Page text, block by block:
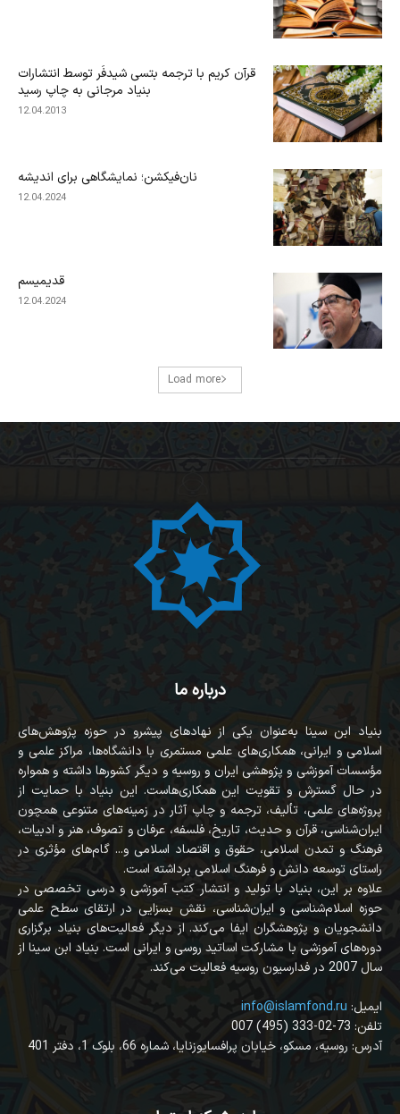
قرآن کریم با ترجمه بتسی شیدفَر توسط انتشارات
بنیاد مرجانی به چاپ رسید
12.04.2013
نان‌فیکشن؛ نمایشگاهی برای اندیشه
12.04.2024
قدیمیسم
12.04.2024
Load more
درباره ما
بنیاد ابن سینا به‌عنوان یکی از نهادهای پیشرو در حوزه پژوهش‌های
اسلامی و ایرانی، همکاری‌های علمی مستمری با دانشگاه‌ها، مراکز علمی و
مؤسسات آموزشی و پژوهشی ایران و روسیه و دیگر کشورها داشته و همواره
در حال گسترش و تقویت این همکاری‌هاست. این بنیاد با حمایت از
پروژه‌های علمی، تألیف، ترجمه و چاپ آثار در زمینه‌های متنوعی همچون
ایران‌شناسی، قرآن‌ و حدیث، تاریخ، فلسفه، عرفان و تصوف، هنر و ادبیات،
فرهنگ و تمدن اسلامی، حقوق و اقتصاد اسلامی و... گام‌های مؤثری در
راستای توسعه دانش و فرهنگ اسلامی برداشته است.
علاوه بر این، بنیاد با تولید و انتشار کتب آموزشی و درسی تخصصی در
حوزه اسلام‌شناسی و ایران‌شناسی، نقش بسزایی در ارتقای سطح علمی
دانشجویان و پژوهشگران ایفا می‌کند. از دیگر فعالیت‌های بنیاد برگزاری
دوره‌های آموزشی با مشارکت اساتید روسی و ایرانی است. بنیاد ابن سینا از
سال 2007 در فدارسیون روسیه فعالیت می‌کند.
info@islamfond.ru :ایمیل
007 (495) 333-02-73 :تلفن
آدرس: روسیه، مسکو، خیابان پرافسایوزنایا، شماره 66، بلوک 1، دفتر 401